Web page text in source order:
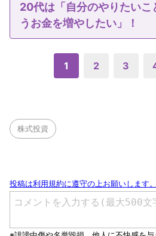
20代は「自分のやりたいこ
うお金を増やしたい」！
1 2 3
株式投資